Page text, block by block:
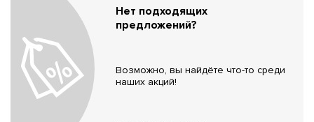
Нет подходящих
предложений?
Возможно, вы найдёте что-то среди
наших акций!